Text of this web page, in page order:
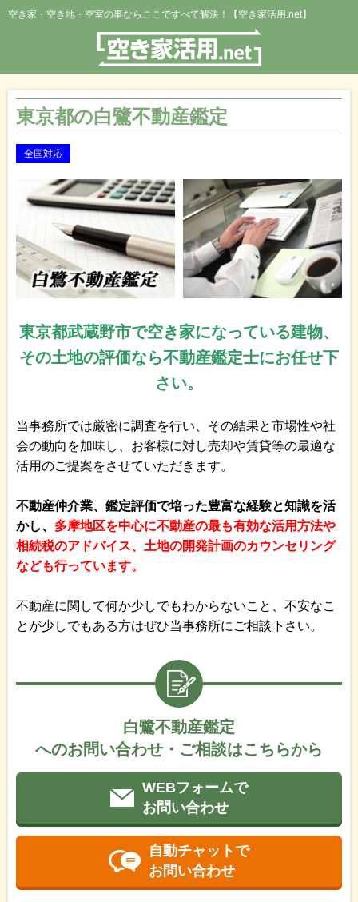
空き家・空き地・空室の事ならここですべて解決！【空き家活用.net】
東京都の白鷺不動産鑑定
全国対応
東京都武蔵野市で空き家になっている建物、
その土地の評価なら不動産鑑定士にお任せ下
さい。
当事務所では厳密に調査を行い、その結果と市場性や社
会の動向を加味し、お客様に対し売却や賃貸等の最適な
活用のご提案をさせていただきます。
不動産仲介業、鑑定評価で培った豊富な経験と知識を活
かし、 多摩地区を中心に不動産の最も有効な活用方法や
相続税のアドバイス、土地の開発計画のカウンセリング
なども行っています。
不動産に関して何か少しでもわからないこと、不安なこ
とが少しでもある方はぜひ当事務所にご相談下さい。
白鷺不動産鑑定
へのお問い合わせ・ご相談はこちらから
WEBフォームで
お問い合わせ
自動チャットで
お問い合わせ